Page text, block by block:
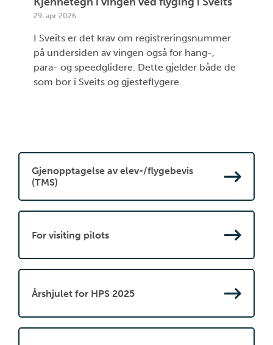
29. apr 2026
I Sveits er det krav om registreringsnummer
på undersiden av vingen også for hang-,
para- og speedglidere. Dette gjelder både de
som bor i Sveits og gjesteflygere.
Gjenopptagelse av elev-/flygebevis
(TMS)
For visiting pilots
Årshjulet for HPS 2025